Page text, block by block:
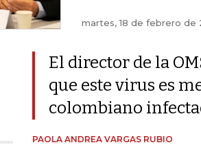
martes, 18 de febrero de
El director de la
que este virus es
colombiano
PAOLA ANDREA VARGAS RUBIO